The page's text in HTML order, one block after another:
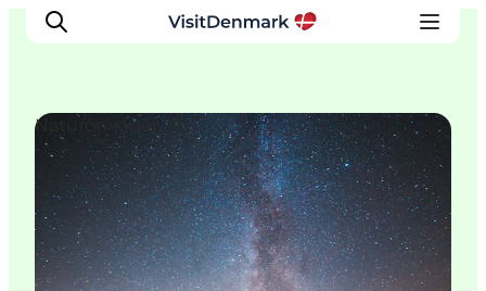
Inspiration
Destinationer
Oplevelser
Overnatning
Naturområder